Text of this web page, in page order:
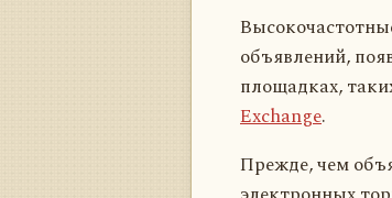
объявлений,
площадках,
Exchange.
Прежде, чем